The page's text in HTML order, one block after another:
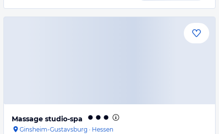
Massage studio-spa
Ginsheim-Gustavsburg · Hessen